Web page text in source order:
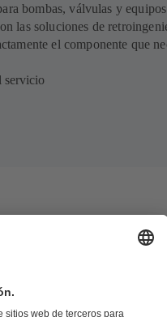
bombas, válvulas y equipos
las soluciones de
el componente que
servicio